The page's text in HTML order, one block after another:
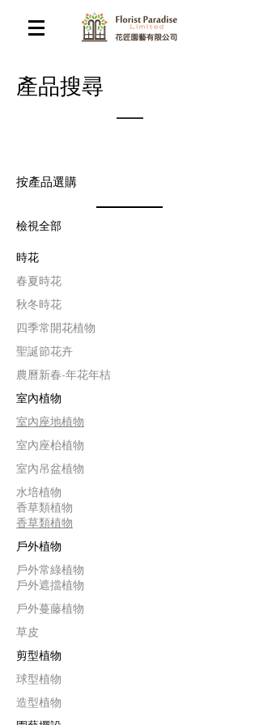
​產品搜尋
按產品選購
檢視全部
時花
​春夏時花
​秋冬時花
四季常開花植物
聖誕節花卉
農曆新春-年花年桔
室內植物
室內座地植物
室內座枱植物
室內吊盆植物
水培植物
香草類植物
香草類植物
戶外植物
戶外常綠植物
戶外遮擋植物
戶外蔓藤植物
草皮
剪型植物
球型植物
造型植物